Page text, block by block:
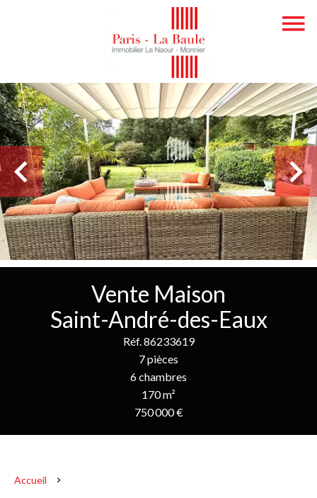
Vente Maison
Saint-André-des-Eaux
Réf. 86233619
7 pièces
6 chambres
170 m²
750 000 €
Accueil